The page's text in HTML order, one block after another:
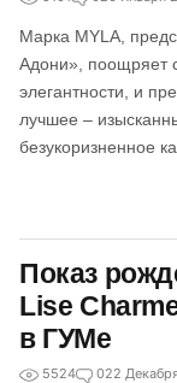
Марка MYLA,
Адони», поощряет
элегантности, и
лучшее –
безукоризненное
Показ
Lise
в ГУМе
5524 022